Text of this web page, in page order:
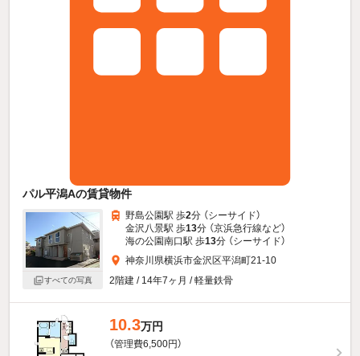
パル平潟Aの賃貸物件
すべての写真
野島公園駅 歩2分 （シーサイド）
金沢八景駅 歩13分 （京浜急行線など）
海の公園南口駅 歩13分 （シーサイド）
神奈川県横浜市金沢区平潟町21-10
2階建 / 14年7ヶ月 / 軽量鉄骨
10.3万円
（管理費6,500円）